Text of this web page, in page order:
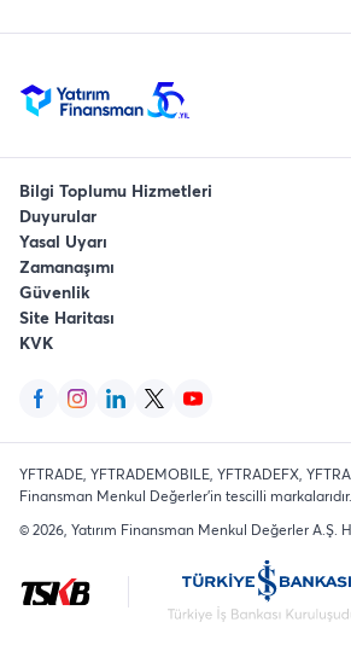
Bilgi Toplumu Hizmetleri
Duyurular
Yasal Uyarı
Zamanaşımı
Güvenlik
Site Haritası
KVK
YFTRADE, YFTRADEMOBILE, YFTRADEFX,
Finansman Menkul Değerler'in tescilli markalarıdır.
©2026 , Yatırım Finansman Menkul Değerler A.Ş.